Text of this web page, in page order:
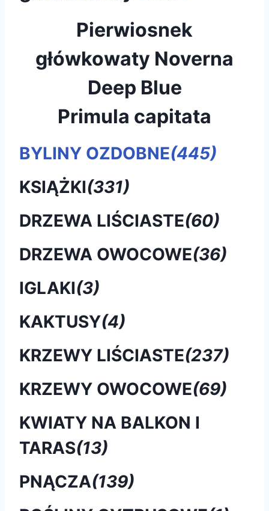
Pierwiosnek
główkowaty Noverna
Deep Blue
Primula capitata
BYLINY OZDOBNE(445)
KSIĄŻKI(331)
DRZEWA LIŚCIASTE(60)
DRZEWA OWOCOWE(36)
IGLAKI(3)
KAKTUSY(4)
KRZEWY LIŚCIASTE(237)
KRZEWY OWOCOWE(69)
KWIATY NA BALKON I
TARAS(13)
PNĄCZA(139)